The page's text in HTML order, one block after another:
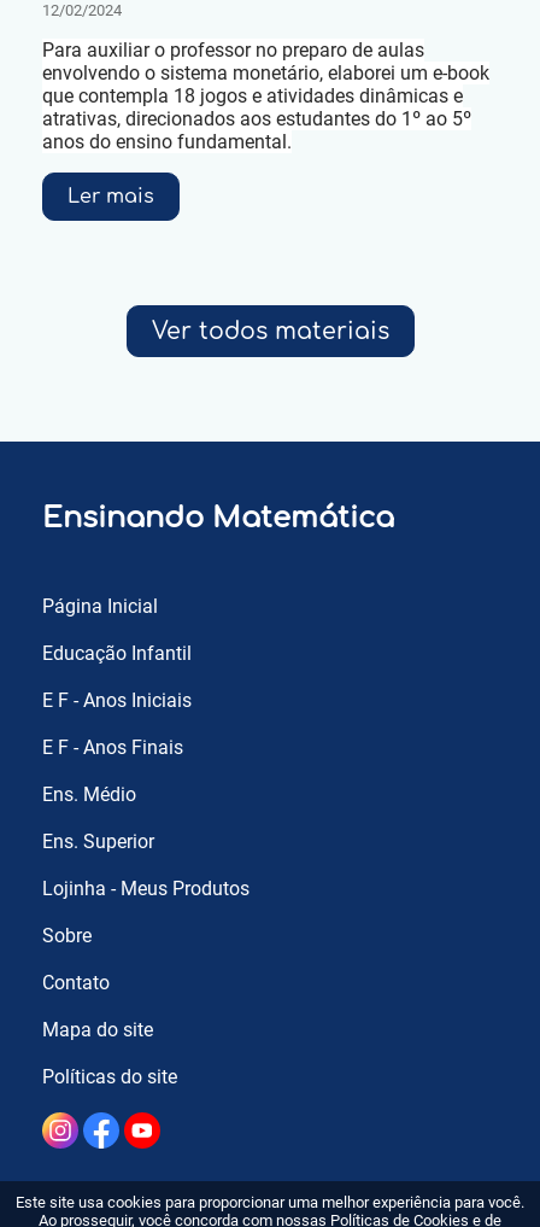
12/02/2024
Para auxiliar o professor no preparo de aulas
envolvendo o sistema monetário, elaborei um e-book
que contempla 18 jogos e atividades dinâmicas e
atrativas, direcionados aos estudantes do 1º ao 5º
anos do ensino fundamental.
Ler mais
Ver todos materiais
Ensinando Matemática
Página Inicial
Educação Infantil
E F - Anos Iniciais
E F - Anos Finais
Ens. Médio
Ens. Superior
Lojinha - Meus Produtos
Sobre
Contato
Mapa do site
Políticas do site
Este site usa cookies para proporcionar uma melhor experiência para você.
Ao prosseguir, você concorda com nossas Políticas de Cookies e de